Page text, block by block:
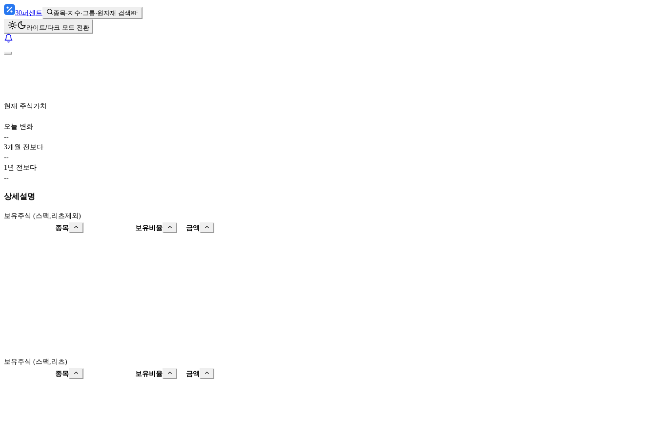
30퍼센트 종목·지수·그룹·원자재 검색⌘F
라이트/다크 모드 전환
현재 주식가치
오늘 변화
--
3개월 전보다
--
1년 전보다
--
상세설명
보유주식 (스팩,리츠제외)
종목
보유비율 금액
보유주식 (스팩,리츠)
종목
보유비율 금액